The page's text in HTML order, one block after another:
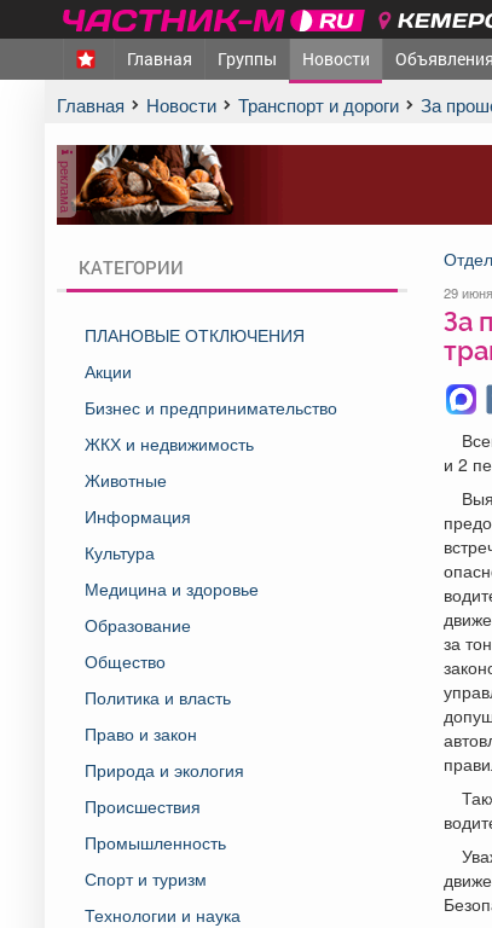
Главная Группы Новости Объявления
Главная Новости Транспорт и дороги За
реклама
КАТЕГОРИИ
ПЛАНОВЫЕ ОТКЛЮЧЕНИЯ
Акции
Бизнес и предпринимательство
ЖКХ и недвижимость
Животные
Информация
Культура
Медицина и здоровье
Образование
Общество
Политика и власть
Право и закон
Природа и экология
Происшествия
Промышленность
Спорт и туризм
Технологии и наука
29
За
и 2
за